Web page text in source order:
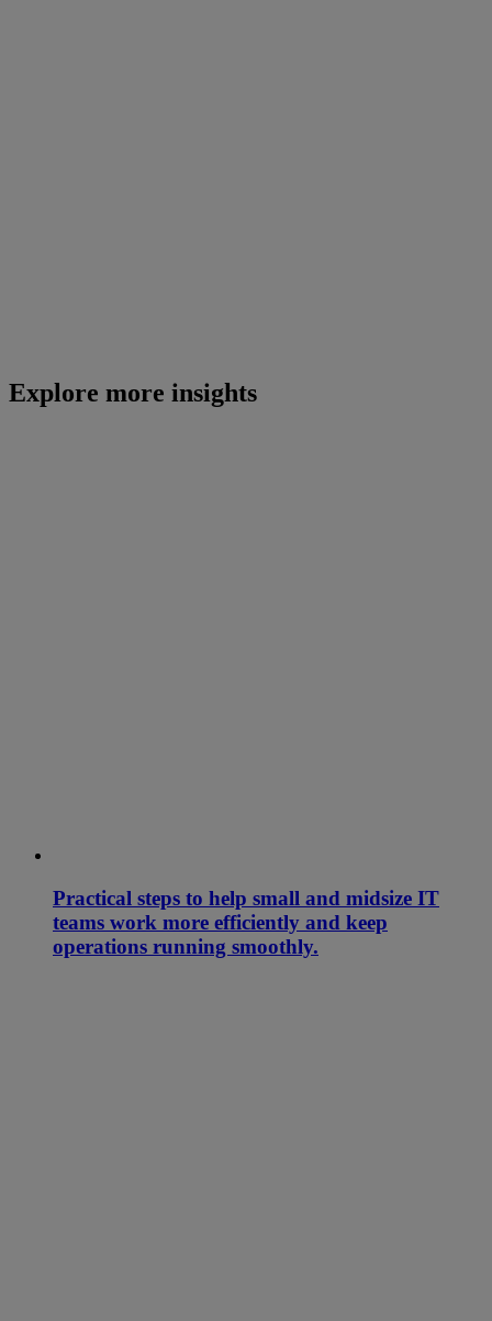
Explore more insights
Practical steps to help small and midsize IT
teams work more efficiently and keep
operations running smoothly.